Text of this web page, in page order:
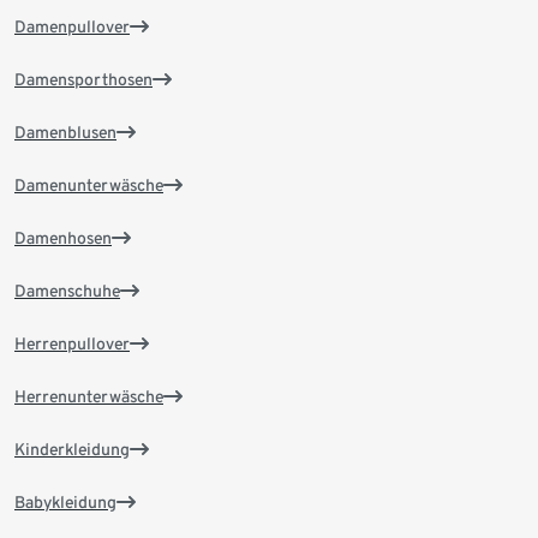
Damenpullover
Damensporthosen
Damenblusen
Damenunterwäsche
Damenhosen
Damenschuhe
Herrenpullover
Herrenunterwäsche
Kinderkleidung
Babykleidung